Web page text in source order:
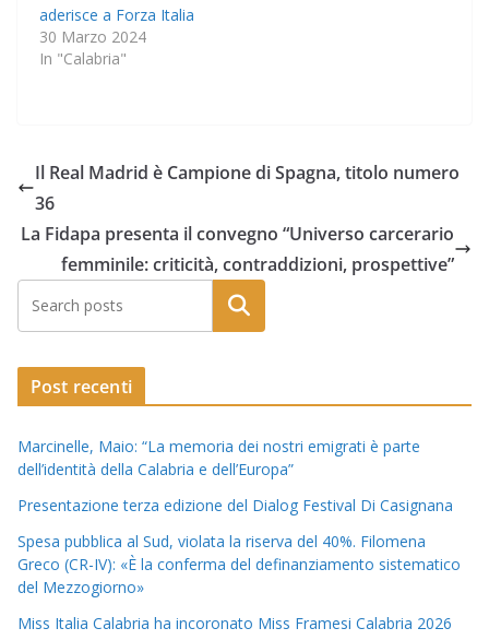
aderisce a Forza Italia
30 Marzo 2024
In "Calabria"
Il Real Madrid è Campione di Spagna, titolo numero
36
La Fidapa presenta il convegno “Universo carcerario
femminile: criticità, contraddizioni, prospettive”
Post recenti
Marcinelle, Maio: “La memoria dei nostri emigrati è parte
dell’identità della Calabria e dell’Europa”
Presentazione terza edizione del Dialog Festival Di Casignana
Spesa pubblica al Sud, violata la riserva del 40%. Filomena
Greco (CR-IV): «È la conferma del definanziamento sistematico
del Mezzogiorno»
Miss Italia Calabria ha incoronato Miss Framesi Calabria 2026